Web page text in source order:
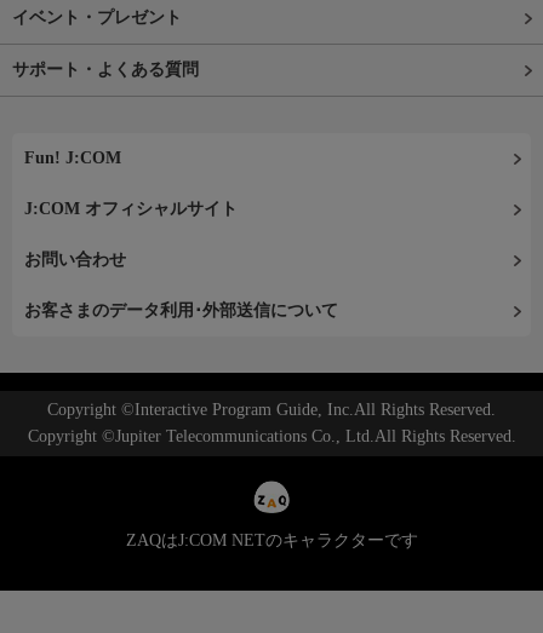
イベント・プレゼント
サポート・よくある質問
Fun! J:COM
J:COM オフィシャルサイト
お問い合わせ
お客さまのデータ利用･外部送信について
Copyright ©Interactive Program Guide, Inc.All Rights Reserved.
Copyright ©Jupiter Telecommunications Co., Ltd.All Rights Reserved.
ZAQはJ:COM NETのキャラクターです